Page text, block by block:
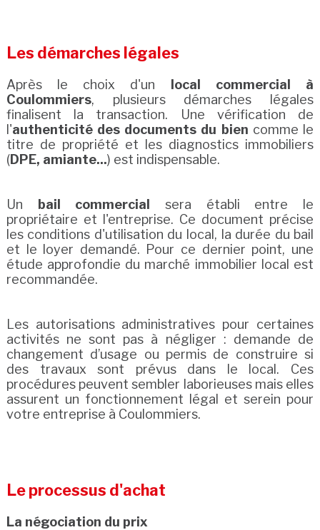
Les démarches légales
Après le choix d'un
local commercial à
Coulommiers, plusieurs démarches légales
finalisent la transaction. Une vérification de
l'authenticité des documents du bien comme le
titre de propriété et les diagnostics immobiliers
(DPE, amiante...) est indispensable.
Un bail commercial
sera établi entre le
propriétaire et l'entreprise. Ce document précise
les conditions d'utilisation du local, la durée du bail
et le loyer demandé. Pour ce dernier point, une
étude approfondie du marché immobilier local est
recommandée.
Les autorisations administratives pour certaines
activités ne sont pas à négliger : demande de
changement d’usage ou permis de construire si
des travaux sont prévus dans le local. Ces
procédures peuvent sembler laborieuses mais elles
assurent un fonctionnement légal et serein pour
votre entreprise à Coulommiers.
Le processus d'achat
La négociation du prix